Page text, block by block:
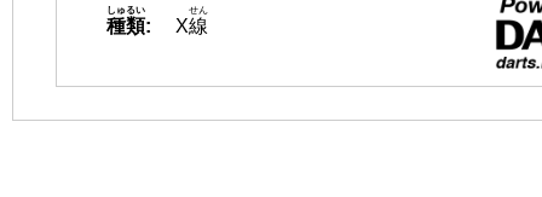
種類
しゅるい
: X線
せん